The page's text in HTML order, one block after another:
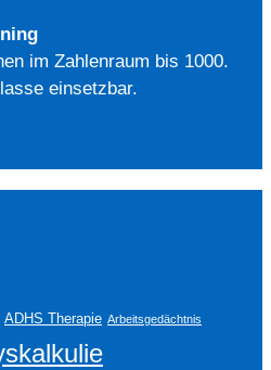
im Zahlenraum bis 1000.
einsetzbar.
ADHS Therapie Arbeitsgedächtnis